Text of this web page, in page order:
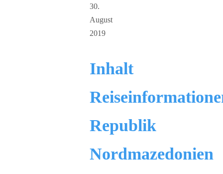
30.
August
2019
Inhalt
Republik
Nordmazedonien